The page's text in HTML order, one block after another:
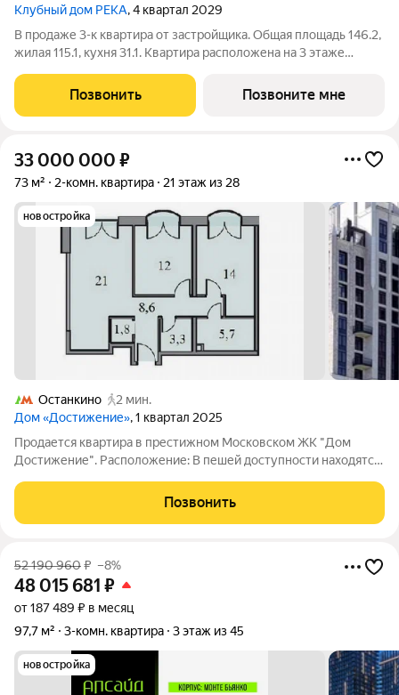
Клубный дом РЕКА, 4 квартал 2029
В продаже 3-к квартира от застройщика. Общая площадь 146.2,
жилая 115.1, кухня 31.1. Квартира расположена на 3 этаже
кв. 2029 года. Высота потолка до 3.65 метра в квартирах и до
4,5 м в
Позвонить Позвоните мне
33 000 000 ₽
73 м² 2-комн. квартира 21 этаж из 28
новостройка
Останкино
2 мин.
Дом «Достижение», 1 квартал 2025
Продается квартира в престижном Московском ЖК "Дом
Достижение". Расположение: В пешей доступности находятся
детьми. Рядом также расположены магазины, где можно
приобрести всё необходимое. До метро
Позвонить
52 190 960₽ –8%
48 015 681 ₽
от 187 489 ₽ в месяц
97,7 м²
3-комн. квартира 3 этаж из 45
новостройка